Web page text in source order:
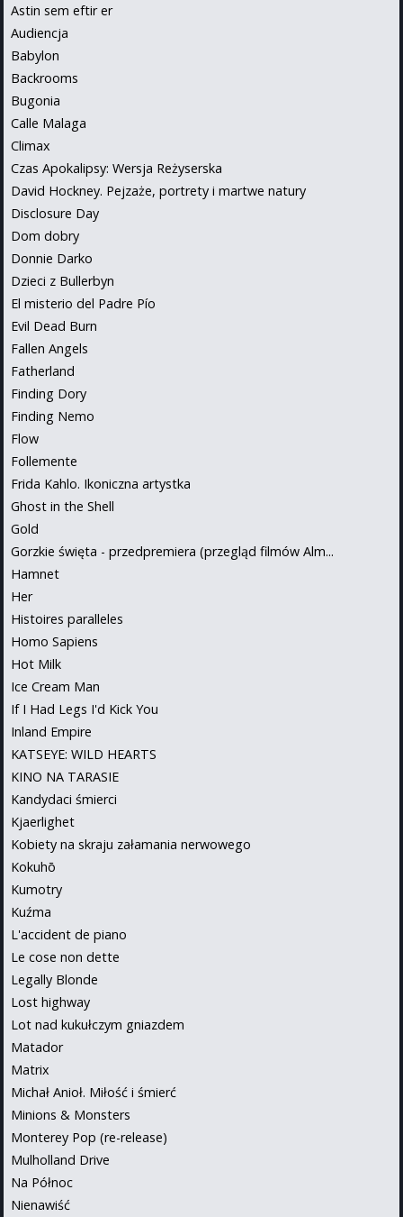
Astin sem eftir er
Audiencja
Babylon
Backrooms
Bugonia
Calle Malaga
Climax
Czas Apokalipsy: Wersja Reżyserska
David Hockney. Pejzaże, portrety i martwe natury
Disclosure Day
Dom dobry
Donnie Darko
Dzieci z Bullerbyn
El misterio del Padre Pío
Evil Dead Burn
Fallen Angels
Fatherland
Finding Dory
Finding Nemo
Flow
Follemente
Frida Kahlo. Ikoniczna artystka
Ghost in the Shell
Gold
Gorzkie święta - przedpremiera (przegląd filmów Alm...
Hamnet
Her
Histoires paralleles
Homo Sapiens
Hot Milk
Ice Cream Man
If I Had Legs I'd Kick You
Inland Empire
KATSEYE: WILD HEARTS
KINO NA TARASIE
Kandydaci śmierci
Kjaerlighet
Kobiety na skraju załamania nerwowego
Kokuhō
Kumotry
Kuźma
L'accident de piano
Le cose non dette
Legally Blonde
Lost highway
Lot nad kukułczym gniazdem
Matador
Matrix
Michał Anioł. Miłość i śmierć
Minions & Monsters
Monterey Pop (re-release)
Mulholland Drive
Na Północ
Nienawiść